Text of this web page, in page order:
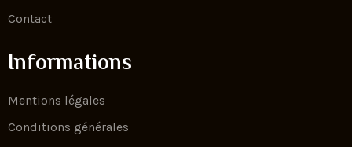
Contact
Informations
Mentions légales
Conditions générales